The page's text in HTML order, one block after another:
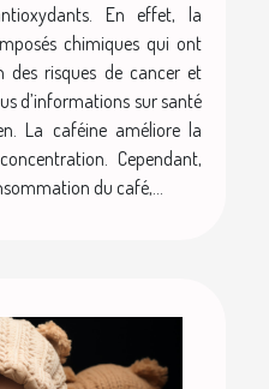
En effet, la
chimiques qui ont
risques de cancer et
d’informations sur santé
La caféine améliore la
Cependant,
du café,...